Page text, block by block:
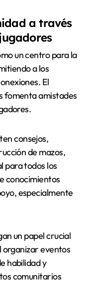
a través
un centro para la
a los
El
fomenta amistades
consejos,
de mazos,
para todos los
conocimientos
especialmente
un papel crucial
eventos
habilidad y
comunitarios